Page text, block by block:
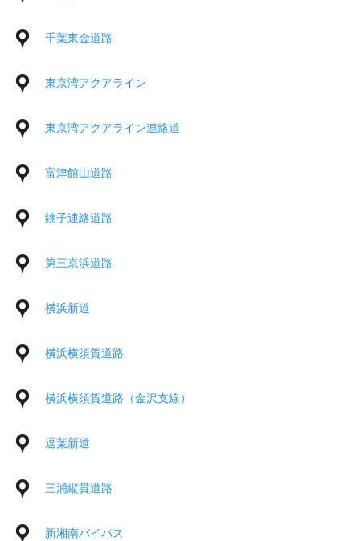
千葉東金道路
東京湾アクアライン
東京湾アクアライン連絡道
富津館山道路
銚子連絡道路
第三京浜道路
横浜新道
横浜横須賀道路
横浜横須賀道路（金沢支線）
逗葉新道
三浦縦貫道路
新湘南バイパス